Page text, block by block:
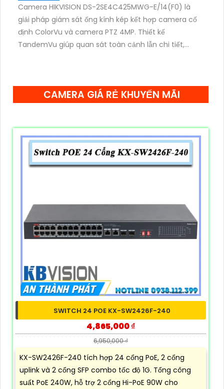
Camera HIKVISION DS-2SE4C425MWG-E/14(F0) là
giải pháp giám sát ống kính kép kết hợp camera cố
định ColorVu và camera PTZ 4MP. Thiết kế
TandemVu giúp quan sát toàn cảnh lẫn chi tiết,
CAMERA GIÁ RẺ KHUYẾN MÃI
SWITCH 24 POE KX-SW2426F-240
4,865,000 ₫
6,950,000 ₫
KX-SW2426F-240 tích hợp 24 cổng PoE, 2 cổng
uplink và 2 cổng SFP combo tốc độ 1G. Tổng công
suất PoE 240W, hỗ trợ 2 cổng Hi-PoE 90W cho